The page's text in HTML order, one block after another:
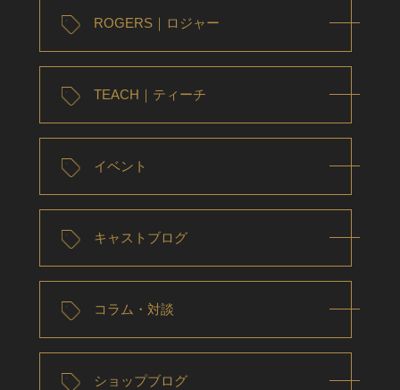
ROGERS｜ロジャー
TEACH｜ティーチ
イベント
キャストブログ
コラム・対談
ショップブログ